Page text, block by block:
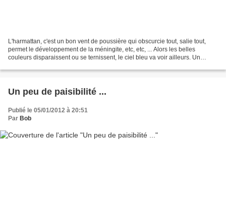
L'harmattan, c'est un bon vent de poussière qui obscurcie tout, salie tout,
permet le développement de la méningite, etc, etc, ... Alors les belles
couleurs disparaissent ou se ternissent, le ciel bleu va voir ailleurs. Un
Un peu de paisibilité ...
Publié le 05/01/2012 à 20:51
Par Bob